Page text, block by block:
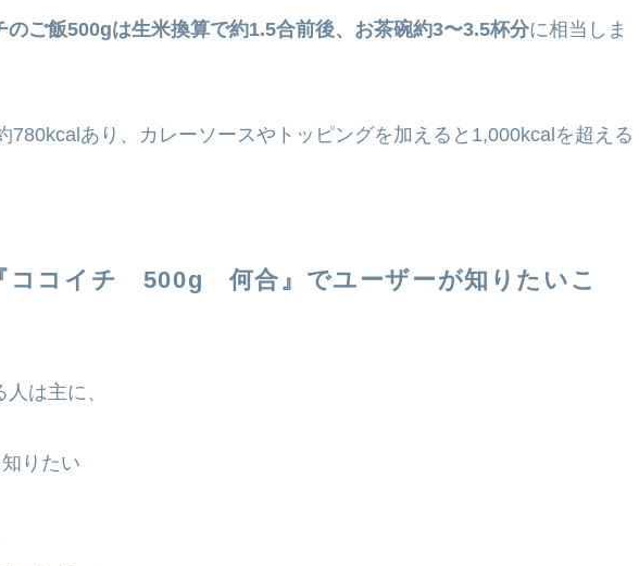
のご飯500gは生米換算で約1.5合前後、お茶碗約3〜3.5杯分に相当しま
780kcalあり、カレーソースやトッピングを加えると1,000kcalを超える
ココイチ 500g 何合』でユーザーが知りたいこ
は主に、
りたい